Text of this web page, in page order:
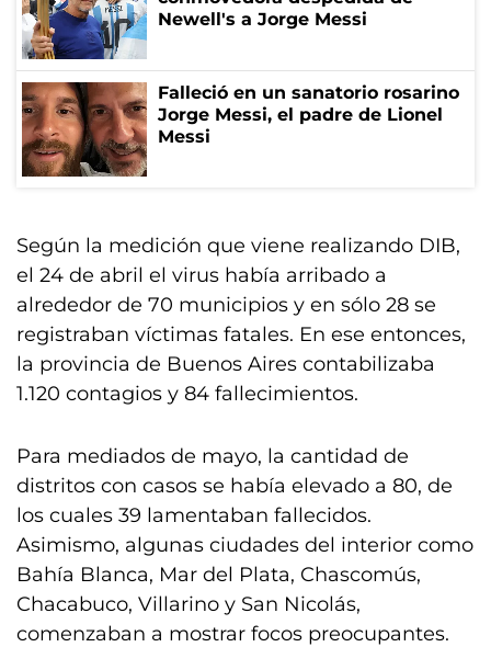
Newell's a Jorge Messi
Falleció en un sanatorio rosarino
Jorge Messi, el padre de Lionel
Messi
Según la medición que viene realizando DIB,
el 24 de abril el virus había arribado a
alrededor de 70 municipios y en sólo 28 se
registraban víctimas fatales. En ese entonces,
la provincia de Buenos Aires contabilizaba
1.120 contagios y 84 fallecimientos.
Para mediados de mayo, la cantidad de
distritos con casos se había elevado a 80, de
los cuales 39 lamentaban fallecidos.
Asimismo, algunas ciudades del interior como
Bahía Blanca, Mar del Plata, Chascomús,
Chacabuco, Villarino y San Nicolás,
comenzaban a mostrar focos preocupantes.